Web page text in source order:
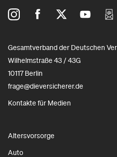
Gesamtverband der Deutschen
Wilhelmstraße 43 / 43G
10117 Berlin
frage@dieversicherer.de
Kontakte für Medien
Altersvorsorge
Auto